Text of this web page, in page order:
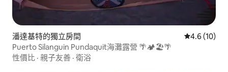
潘達基特的獨立房間 從 10 則評
4.6 (10)
Puerto Silanguin Pundaquit海灘露營 🌴🏕🏖🌴
性價比 · 親子友善 · 衛浴